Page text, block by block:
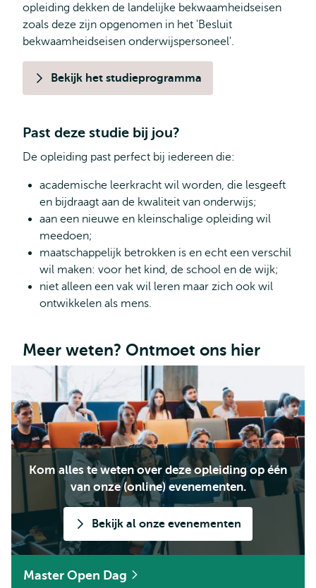
opleiding dekken de landelijke bekwaamheidseisen
zoals deze zijn opgenomen in het 'Besluit
bekwaamheidseisen onderwijspersoneel'.
Bekijk het studieprogramma
Past deze studie bij jou?
De opleiding past perfect bij iedereen die:
academische leerkracht wil worden, die lesgeeft
en bijdraagt aan de kwaliteit van onderwijs;
aan een nieuwe en kleinschalige opleiding wil
meedoen;
maatschappelijk betrokken is en echt een verschil
wil maken: voor het kind, de school en de wijk;
niet alleen een vak wil leren maar zich ook wil
ontwikkelen als mens.
Meer weten? Ontmoet ons hier
Kom alles te weten over deze opleiding op één
van onze (online) evenementen.
Bekijk al onze evenementen
Master Open Dag